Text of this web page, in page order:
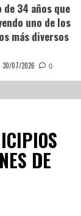
34 años que
uno de los
más diversos
30/07/2026 0
DE